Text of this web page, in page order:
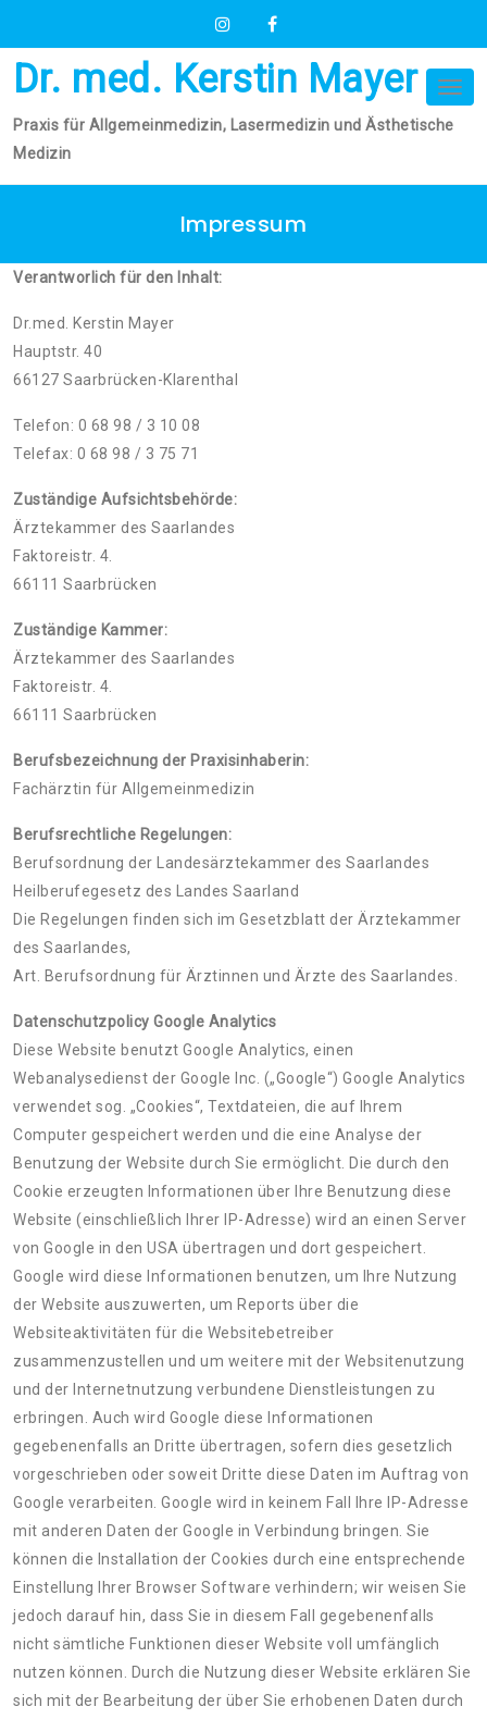
content
Dr. med. Kerstin Mayer
Praxis für Allgemeinmedizin, Lasermedizin und Ästhetische
Medizin
Impressum
Verantworlich für den Inhalt:
Dr.med. Kerstin Mayer
Hauptstr. 40
66127 Saarbrücken-Klarenthal
Telefon: 0 68 98 / 3 10 08
Telefax: 0 68 98 / 3 75 71
Zuständige Aufsichtsbehörde:
Ärztekammer des Saarlandes
Faktoreistr. 4.
66111 Saarbrücken
Zuständige Kammer:
Ärztekammer des Saarlandes
Faktoreistr. 4.
66111 Saarbrücken
Berufsbezeichnung der Praxisinhaberin:
Fachärztin für Allgemeinmedizin
Berufsrechtliche Regelungen:
Berufsordnung der Landesärztekammer des Saarlandes
Heilberufegesetz des Landes Saarland
Die Regelungen finden sich im Gesetzblatt der Ärztekammer
des Saarlandes,
Art. Berufsordnung für Ärztinnen und Ärzte des Saarlandes.
Datenschutzpolicy Google Analytics
Diese Website benutzt Google Analytics, einen
Webanalysedienst der Google Inc. („Google“) Google Analytics
verwendet sog. „Cookies“, Textdateien, die auf Ihrem
Computer gespeichert werden und die eine Analyse der
Benutzung der Website durch Sie ermöglicht. Die durch den
Cookie erzeugten Informationen über Ihre Benutzung diese
Website (einschließlich Ihrer IP-Adresse) wird an einen Server
von Google in den USA übertragen und dort gespeichert.
Google wird diese Informationen benutzen, um Ihre Nutzung
der Website auszuwerten, um Reports über die
Websiteaktivitäten für die Websitebetreiber
zusammenzustellen und um weitere mit der Websitenutzung
und der Internetnutzung verbundene Dienstleistungen zu
erbringen. Auch wird Google diese Informationen
gegebenenfalls an Dritte übertragen, sofern dies gesetzlich
vorgeschrieben oder soweit Dritte diese Daten im Auftrag von
Google verarbeiten. Google wird in keinem Fall Ihre IP-Adresse
mit anderen Daten der Google in Verbindung bringen. Sie
können die Installation der Cookies durch eine entsprechende
Einstellung Ihrer Browser Software verhindern; wir weisen Sie
jedoch darauf hin, dass Sie in diesem Fall gegebenenfalls
nicht sämtliche Funktionen dieser Website voll umfänglich
nutzen können. Durch die Nutzung dieser Website erklären Sie
sich mit der Bearbeitung der über Sie erhobenen Daten durch